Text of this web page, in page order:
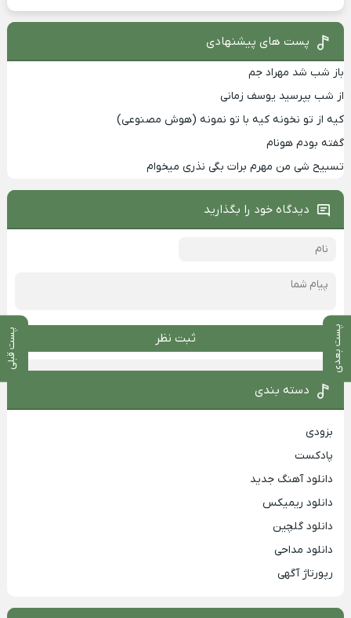
پست بعدی پست قبلی
پست های پیشنهادی
باز شب شد مهراد جم
از شب بپرسید یوسف زمانی
کیه از تو نخونه کیه با تو نمونه (هوش مصنوعی)
گفته بودم هونام
تسبیح شی من مهرم برات بگی نذری میخوام
دیدگاه خود را بگذارید
ثبت نظر
دسته بندی
بزودی
پادکست
دانلود آهنگ جدید
دانلود ریمیکس
دانلود گلچین
دانلود مداحی
رپورتاژ آگهی